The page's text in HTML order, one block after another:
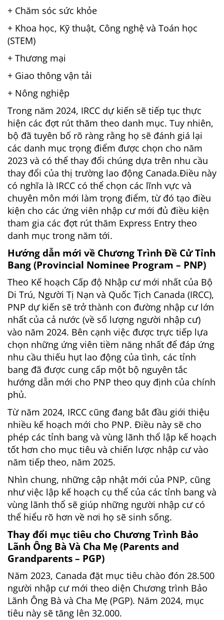
+ Chăm sóc sức khỏe
+ Khoa học, Kỹ thuật, Công nghệ và Toán học
(STEM)
+ Thương mại
+ Giao thông vận tải
+ Nông nghiệp
Trong năm 2024, IRCC dự kiến sẽ tiếp tục thực
hiện các đợt rút thăm theo danh mục. Tuy nhiên,
bộ đã tuyên bố rõ ràng rằng họ sẽ đánh giá lại
các danh mục trọng điểm được chọn cho năm
2023 và có thể thay đổi chúng dựa trên nhu cầu
thay đổi của thị trường lao động Canada.Điều này
có nghĩa là IRCC có thể chọn các lĩnh vực và
chuyên môn mới làm trọng điểm, từ đó tạo điều
kiện cho các ứng viên nhập cư mới đủ điều kiện
tham gia các đợt rút thăm Express Entry theo
danh mục trong năm tới.
Hướng dẫn mới về Chương Trình Đề Cử Tỉnh
Bang (Provincial Nominee Program – PNP)
Theo Kế hoạch Cấp độ Nhập cư mới nhất của Bộ
Di Trú, Người Tị Nạn và Quốc Tịch Canada (IRCC),
PNP dự kiến sẽ trở thành con đường nhập cư lớn
nhất của cả nước (về số lượng người nhập cư)
vào năm 2024. Bên cạnh việc được trực tiếp lựa
chọn những ứng viên tiềm năng nhất để đáp ứng
nhu cầu thiếu hụt lao động của tình, các tỉnh
bang đã được cung cấp một bộ nguyên tắc
hướng dẫn mới cho PNP theo quy định của chính
phủ.
Từ năm 2024, IRCC cũng đang bắt đầu giới thiệu
nhiều kế hoạch mới cho PNP. Điều này sẽ cho
phép các tỉnh bang và vùng lãnh thổ lập kế hoạch
tốt hơn cho mục tiêu và chiến lược nhập cư vào
năm tiếp theo, năm 2025.
Nhìn chung, những cập nhật mới của PNP, cũng
như việc lập kế hoạch cụ thể của các tỉnh bang và
vùng lãnh thổ sẽ giúp những người nhập cư có
thể hiểu rõ hơn về nơi họ sẽ sinh sống.
Thay đổi mục tiêu cho Chương Trình Bảo
Lãnh Ông Bà Và Cha Mẹ (Parents and
Grandparents – PGP)
Năm 2023, Canada đặt mục tiêu chào đón 28.500
người nhập cư mới theo diện Chương trình Bảo
Lãnh Ông Bà và Cha Mẹ (PGP). Năm 2024, mục
tiêu này sẽ tăng lên 32.000.